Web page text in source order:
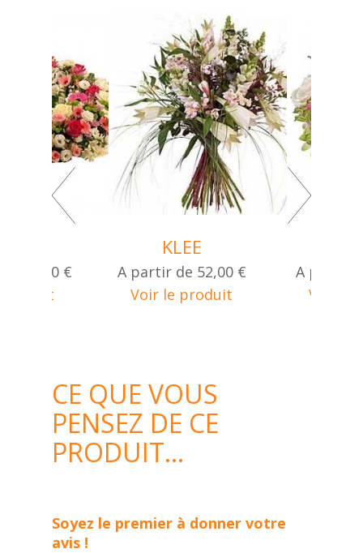
220,00 €
KLEE
A partir de 52,00 €
Voir le produit
A partir
Voir le
CE QUE VOUS
PENSEZ DE CE
PRODUIT...
Soyez le premier à donner votre
avis !